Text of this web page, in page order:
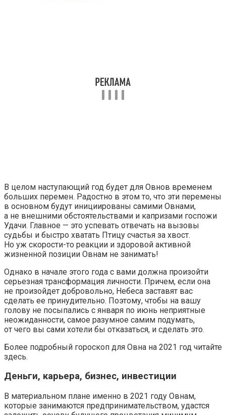
В целом наступающий год будет для Овнов временем
больших перемен. Радостно в этом то, что эти перемены
в основном будут инициированы самими Овнами,
а не внешними обстоятельствами и капризами госпожи
Удачи. Главное — это успевать отвечать на вызовы
судьбы и быстро хватать Птицу счастья за хвост.
Но уж скорости-то реакции и здоровой активной
жизненной позиции Овнам не занимать!
Однако в начале этого года с вами должна произойти
серьезная трансформация личности. Причем, если она
не произойдет добровольно, Небеса заставят вас
сделать ее принудительно. Поэтому, чтобы на вашу
голову не посыпались с января по июнь неприятные
неожиданности, самое разумное самим подумать,
от чего вы сами хотели бы отказаться, и сделать это.
Более подробный гороскоп для Овна на 2021 год читайте
здесь.
Деньги, карьера, бизнес, инвестиции
В материальном плане именно в 2021 году Овнам,
которые занимаются предпринимательством, удастся